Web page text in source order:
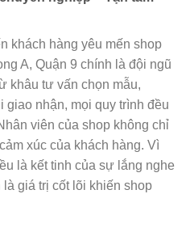
khách hàng yêu mến shop
A, Quận 9 chính là đội ngũ
khâu tư vấn chọn mẫu,
giao nhận, mọi quy trình đều
viên của shop không chỉ
xúc của khách hàng. Vì
là kết tinh của sự lắng nghe
giá trị cốt lõi khiến shop